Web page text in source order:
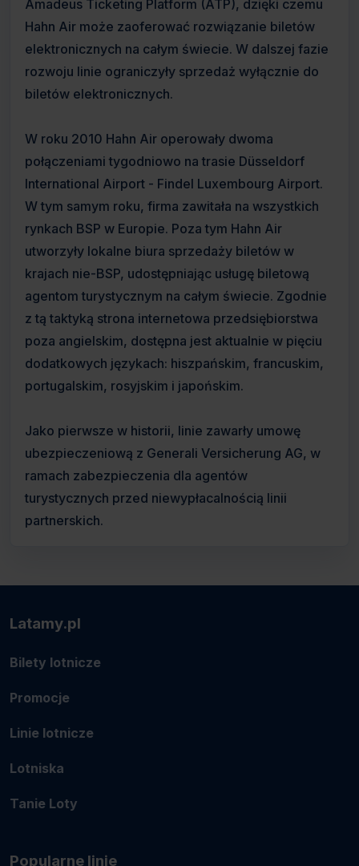
Amadeus Ticketing Platform (ATP), dzięki czemu
Hahn Air może zaoferować rozwiązanie biletów
elektronicznych na całym świecie. W dalszej fazie
rozwoju linie ograniczyły sprzedaż wyłącznie do
biletów elektronicznych.
W roku 2010 Hahn Air operowały dwoma
połączeniami tygodniowo na trasie Düsseldorf
International Airport - Findel Luxembourg Airport.
W tym samym roku, firma zawitała na wszystkich
rynkach BSP w Europie. Poza tym Hahn Air
utworzyły lokalne biura sprzedaży biletów w
krajach nie-BSP, udostępniając usługę biletową
agentom turystycznym na całym świecie. Zgodnie
z tą taktyką strona internetowa przedsiębiorstwa
poza angielskim, dostępna jest aktualnie w pięciu
dodatkowych językach: hiszpańskim, francuskim,
portugalskim, rosyjskim i japońskim.
Jako pierwsze w historii, linie zawarły umowę
ubezpieczeniową z Generali Versicherung AG, w
ramach zabezpieczenia dla agentów
turystycznych przed niewypłacalnością linii
partnerskich.
Latamy.pl
Bilety lotnicze
Promocje
Linie lotnicze
Lotniska
Tanie Loty
Popularne linie